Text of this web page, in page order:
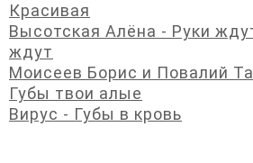
Красивая
Высотская Алёна - Руки
ждут
Моисеев Борис и Повалий
Губы твои алые
Вирус - Губы в кровь